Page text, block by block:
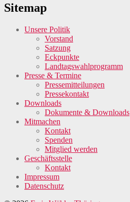
Sitemap
Unsere Politik
Vorstand
Satzung
Eckpunkte
Landtagswahlprogramm
Presse & Termine
Pressemitteilungen
Pressekontakt
Downloads
Dokumente & Downloads
Mitmachen
Kontakt
Spenden
Mitglied werden
Geschäftsstelle
Kontakt
Impressum
Datenschutz